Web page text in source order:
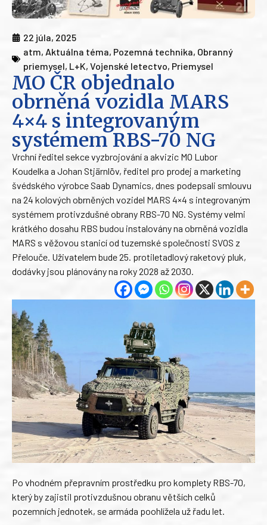
22 júla, 2025
atm, Aktuálna téma, Pozemná technika, Obranný
priemysel, L+K, Vojenské letectvo, Priemysel
MO ČR objednalo
obrněná vozidla MARS
4×4 s integrovaným
systémem RBS-70 NG
Vrchní ředitel sekce vyzbrojování a akvizic MO Lubor
Koudelka a Johan Stjärnlöv, ředitel pro prodej a marketing
švédského výrobce Saab Dynamics, dnes podepsali smlouvu
na 24 kolových obrněných vozidel MARS 4×4 s integrovaným
systémem protivzdušné obrany RBS-70 NG. Systémy velmi
krátkého dosahu RBS budou instalovány na obrněná vozidla
MARS s věžovou stanicí od tuzemské společnosti SVOS z
Přelouče. Uživatelem bude 25. protiletadlový raketový pluk,
dodávky jsou plánovány na roky 2028 až 2030.
Po vhodném přepravním prostředku pro komplety RBS-70,
který by zajistil protivzdušnou obranu větších celků
pozemních jednotek, se armáda poohlížela už řadu let.